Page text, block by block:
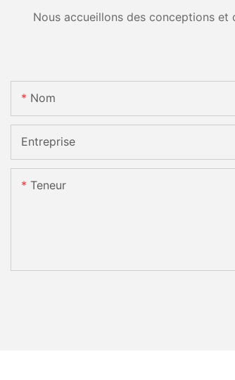
Nous accueillons des conceptions
Nom
Entreprise
Teneur